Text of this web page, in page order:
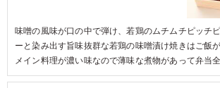
味噌の風味が口の中で弾け、若鶏のムチムチピッチ
ーと染み出す旨味抜群な若鶏の味噌漬け焼きはご飯
メイン料理が濃い味なので薄味な煮物があって弁当
ているのが◎